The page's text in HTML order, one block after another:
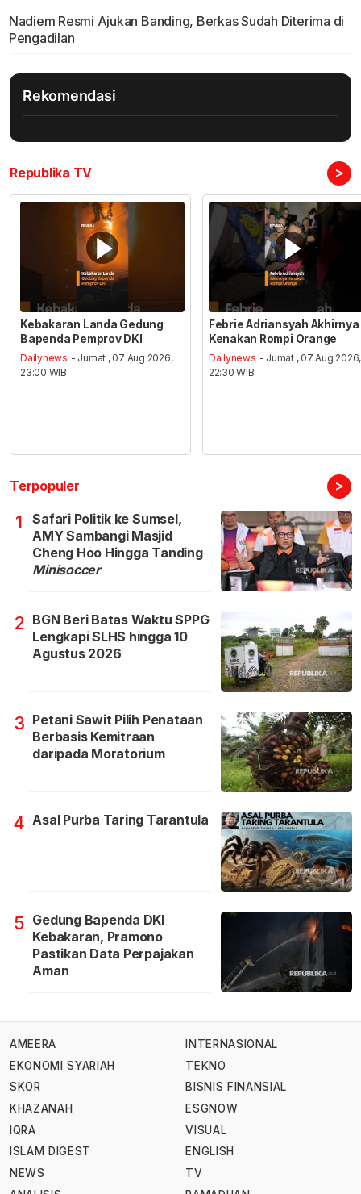
Nadiem Resmi Ajukan Banding, Berkas Sudah Diterima di
Pengadilan
Rekomendasi
Republika TV >
Kebakaran Landa Gedung
Bapenda Pemprov DKI
Dailynews - Jumat , 07 Aug 2026,
23:00 WIB
Febrie Adriansyah Akhirnya
Kenakan Rompi Orange
Dailynews - Jumat , 07 Aug 2026,
22:30 WIB
Terpopuler >
1
Safari Politik ke Sumsel,
AMY Sambangi Masjid
Cheng Hoo Hingga Tanding
Minisoccer
2 BGN Beri Batas Waktu SPPG
Lengkapi SLHS hingga 10
Agustus 2026
3 Petani Sawit Pilih Penataan
Berbasis Kemitraan
daripada Moratorium
4 Asal Purba Taring Tarantula
5 Gedung Bapenda DKI
Kebakaran, Pramono
Pastikan Data Perpajakan
Aman
AMEERA
EKONOMI SYARIAH
SKOR
KHAZANAH
IQRA
ISLAM DIGEST
NEWS
INTERNASIONAL
TEKNO
BISNIS FINANSIAL
ESGNOW
VISUAL
ENGLISH
TV